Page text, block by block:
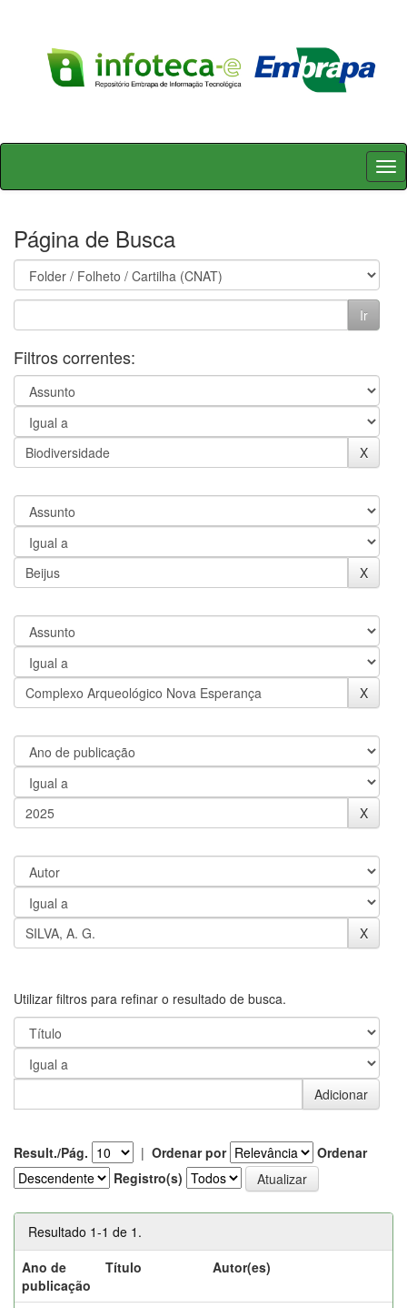
Skip
Página de Busca
Filtros correntes:
Utilizar filtros para refinar o resultado de busca.
Result./Pág. | Ordenar por
Ordenar
Registro(s)
Resultado 1-1 de 1.
Ano de
publicação
Título Autor(es)